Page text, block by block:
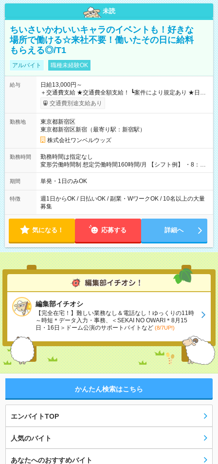
未読
ちいさいかわいいキャラのイベントも！好きな
場所で働ける☆来社不要！働いたその日に給料
もらえる◎/T1
アルバイト 職種未経験OK
給与
日給13,000円～
＋交通費支給 ★交通費全額支給！ ┗案件により規定あり ★日払
いOK！（規定あり） ┗働いたその日に現金GET♪ お仕事後はコ
ンビニATMから 日払い分を引き落とせます！ 【試用期間】試
交通費別途支給あり
勤務地
東京都新宿区
東京都新宿区新宿（最寄り駅：新宿駅）
株式会社ワンベルウッズ
勤務時間
勤務時間は指定なし
変形労働時間制 想定労働時間160時間/月 【シフト例】 ・8：00
～21：00
期間 単発・1日のみOK
特徴
週1日からOK / 日払いOK / 副業・WワークOK / 10名以上の大量
募集
気になる！ 応募する 詳細へ
編集部イチオシ
【完全在宅！】難しい業務なし＆電話なし！ゆっくりの11時
～時短＊データ入力・事務、＜SEKAI NO OWARI＊8月15
日・16日＞ドーム公演のサポートバイトなど (8/7UP!)
かんたん検索はこちら
エンバイトTOP
人気のバイト
あなたへのおすすめバイト